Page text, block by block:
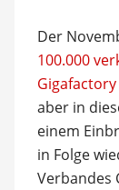
Der
100.000
aber in
einem
in Folge
Verbandes